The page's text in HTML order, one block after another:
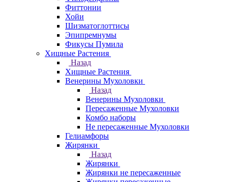
Фиттонии
Хойи
Шизматоглоттисы
Эпипремнумы
Фикусы Пумила
Хищные Растения
Назад
Хищные Растения
Венерины Мухоловки
Назад
Венерины Мухоловки
Пересаженные Мухоловки
Комбо наборы
Не пересаженные Мухоловки
Гелиамфоры
Жирянки
Назад
Жирянки
Жирянки не пересаженные